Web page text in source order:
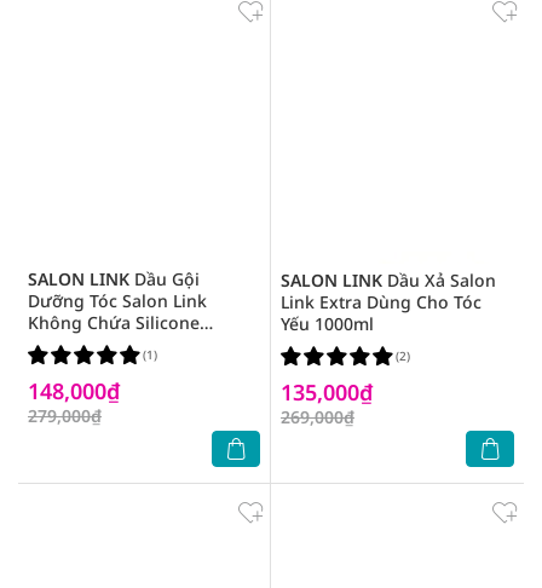
SALON LINK Dầu Gội
Dưỡng Tóc Salon Link
Không Chứa Silicone
1000ml
148,000₫
279,000₫
(1)
SALON LINK Dầu Xả Salon
Link Extra Dùng Cho Tóc
Yếu 1000ml
135,000₫
269,000₫
(2)